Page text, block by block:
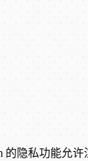
的隐私功能允许